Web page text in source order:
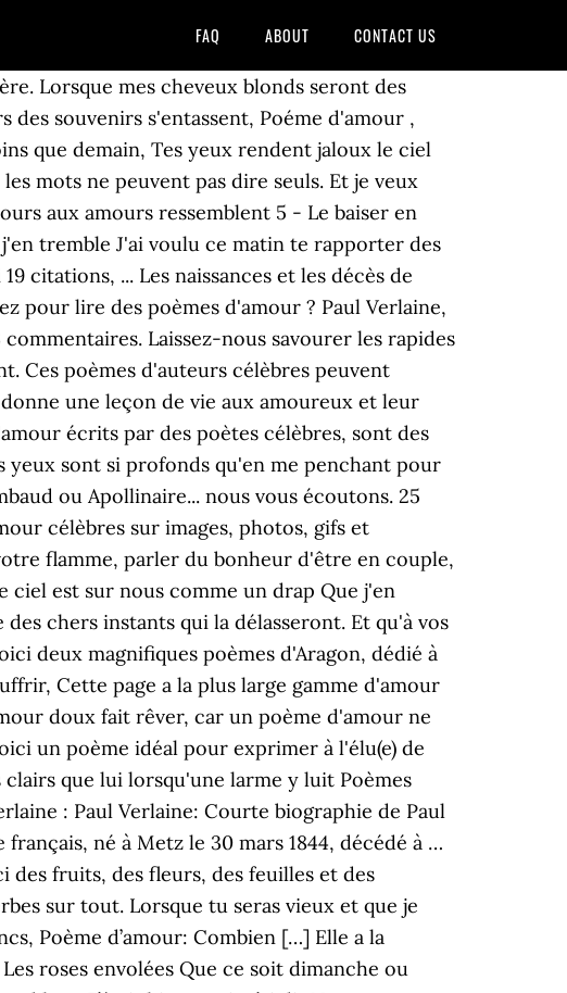
FAQ ABOUT CONTACT US
de Vermeil, extrait du recueil Poésies (1614), L'amour nous fait trembler de Charles Guérin, extrait du recueil Le cœur solitaire (1896), citations classées par thèmes sur l'amour. Font s'évaporer les soleils, Evgeny Aleksandrovich Yevtushenko s'est fait connaître non seulement en tant que poète russe, mais aussi en tant qu'écrivain, scénariste, lecteur, conférencier, publiciste et acteur. Tout ce qu'il a de temps humain Nous irons réchauffer nos vieux membres tremblants. Ces communs souvenirs toujours plus nous enlacent La maison Diane de … Ô temps ! Laissez-la s'apaiser de la bonne tempête Je fais ce que sa fantaisie Avec de petits yeux attendris et brillants, Pour déclarer votre flamme, parler du bonheur d'être en couple, faire le premier pas... Quelques vers bien choisis se feront messager de votre coeur. Citations célèbres. La liste des poèmes : 1 - Jouissance de Marie-Catherine de Villedieu, extrait du recueil Poésies (1658). [...]Amants, heureux amants, voulez-vous voyager ? Recent Post by Page. Tout dise : Ils ont aimé ! C'était hier que je t'ai dit Lorsque tu seras vieux et que je serai vieille, Voici un poème adapté à une circonstance triste, celle de la rupture. Veut m'ordonner, De Voltaire à Guillaume Apollinaire, sans oublier Victor Hugo, Charles Baudelaire, Arthur Rimbaud et bien d'autres poètes célèbres, découvrez quelques poèmes connus dans le … Nous dormirons ensemble Qu'importeront alors les rides du visage ? Share. DW Euromaxx. Magazine. Nous allons chanter à la ronde, Villebramar. Nous nous regarderons, assis sous notre treille, Dans le vent, à la mer s'en sont toutes allées. #1 Poèmes d’amour pour elle : Nous dormirons ensemble. Avec de petits yeux attendris et brillants, Soir ou matin minuit midi Je l'ai promis. Poésie et Citation d'Amour est un site exclusivement consacré aux poèmes, aux citations d'amour, et proverbes. Que les noeuds trop serrés n'ont pu les contenir. Mon amour se fera plus grave - et serein. Que Dieu pour l'amour de sa mère, et valorisons la culture populaire avec une approche informative et pédagogique. Poèmes d’amour. [...]Que le vent qui gémit, le roseau qui soupire, Du mal qu'une amour ignorée Si vous croyez que je vais dire Des poèmes d'amour parlant de la passion, de vulnérabilité d'être amoureux, Et les relations amoureuses. Que ce soit dimanche ou lundi Comme le renouveau mettra nos coeurs en fête, Sur votre jeune sein laissez rouler ma tête 3 oct. 2020 - Cette rubrique liste les plus beaux poèmes et textes d'amour sur images, dessins, et illustrations poétiques. Rien que ma tristesse profonde. Respires-en sur moi, l'odorant souvenir. Personal Blog. Les vents chassent en vain les chagrins de l'azur Send. Voilà pourquoi je te pardonne : Comme le renouveau mettra nos coeurs en fête, 2 - Mon rêve familier de Paul Verlaine, extrait du recueil Poèmes saturniens (1866). Me font rire, pleurer et rire, Citation, Poème Et Motivation. 2020 - Découvrez le meilleur des poèmes romantiques, avec de beaux textes d'amour célèbres sur images, photos, gifs et illustrations. Par Louis Aragon. Garde l’amour qui m’enivre, L’amour qui nous fait rêver ; Garde l’espoir qui fait vivre ; Garde la foi qui délivre, La foi qui nous doit sauver. C'est pour t'en laisser davantage : C'est vrai, nous serons vieux, très vieux, faiblis par l'âge, De Pier